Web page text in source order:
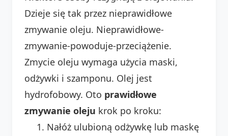
Dzieje się tak przez nieprawidłowe
zmywanie oleju. Nieprawidłowe-
zmywanie-powoduje-przeciążenie.
Zmycie oleju wymaga użycia maski,
odżywki i szamponu. Olej jest
hydrofobowy. Oto prawidłowe
zmywanie oleju krok po kroku:
Nałóż ulubioną odżywkę lub maskę